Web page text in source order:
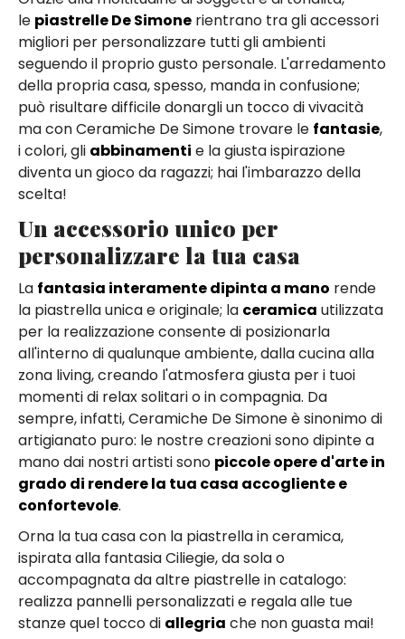
le piastrelle De Simone rientrano tra gli accessori
migliori per personalizzare tutti gli ambienti
seguendo il proprio gusto personale. L'arredamento
della propria casa, spesso, manda in confusione;
può risultare difficile donargli un tocco di vivacità
ma con Ceramiche De Simone trovare le fantasie,
i colori, gli abbinamenti e la giusta ispirazione
diventa un gioco da ragazzi; hai l'imbarazzo della
scelta!
Un accessorio unico per
personalizzare la tua casa
La fantasia interamente dipinta a mano rende
la piastrella unica e originale; la ceramica utilizzata
per la realizzazione consente di posizionarla
all'interno di qualunque ambiente, dalla cucina alla
zona living, creando l'atmosfera giusta per i tuoi
momenti di relax solitari o in compagnia. Da
sempre, infatti, Ceramiche De Simone è sinonimo di
artigianato puro: le nostre creazioni sono dipinte a
mano dai nostri artisti sono piccole opere d'arte in
grado di rendere la tua casa accogliente e
confortevole.
Orna la tua casa con la piastrella in ceramica,
ispirata alla fantasia Ciliegie, da sola o
accompagnata da altre piastrelle in catalogo:
realizza pannelli personalizzati e regala alle tue
stanze quel tocco di allegria che non guasta mai!